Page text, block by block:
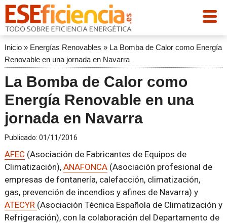
Inicio» Energías Renovables » La Bomba de Calor como Energía
Renovable en una jornada en Navarra
La Bomba de Calor como
Energía Renovable en una
jornada en Navarra
Publicado: 01/11/2016
AFEC(Asociación de Fabricantes de Equipos de
Climatización), ANAFONCA(Asociación profesional de
empresas de fontanería, calefacción, climatización,
gas, prevención de incendios y afines de Navarra) y
ATECYR (Asociación Técnica Española de Climatización y
Refrigeración), con la colaboración del Departamento de